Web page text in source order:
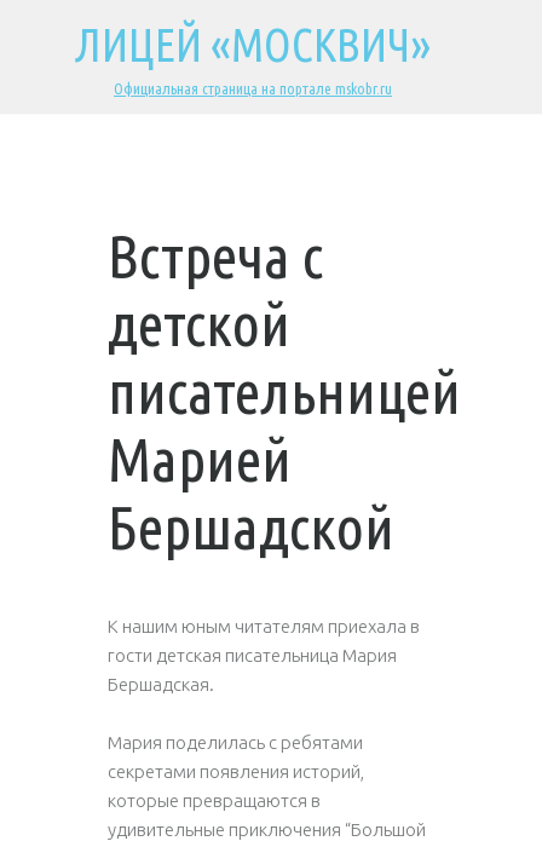
ЛИЦЕЙ «МОСКВИЧ»
Официальная страница на портале mskobr.ru
Встреча с
детской
писательницей
Марией
Бершадской
К нашим юным читателям приехала в
гости детская писательница Мария
Бершадская.
Мария поделилась с ребятами
секретами появления историй,
которые превращаются в
удивительные приключения “Большой